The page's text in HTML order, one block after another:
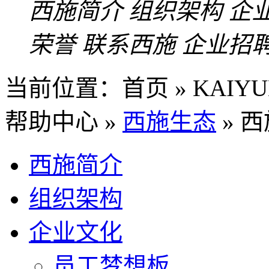
西施简介组织架构 企
荣誉联系西施 企业招
当前位置： 首页 »
帮助中心 » 西施生态 »
西施简介
组织架构
企业文化